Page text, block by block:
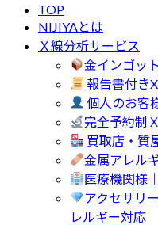
TOP
NIJIYAとは
Ｘ線分析サービス
金インゴッ
報告書付き
個人のお客
完全予約制
買取店・質
金属アレル
医療機関様
アクセサリ
レルギー対応